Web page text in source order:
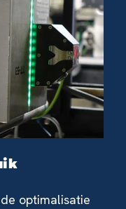
optimalisatie